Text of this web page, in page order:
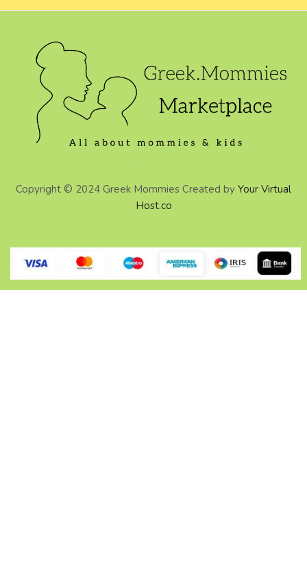
Copyright © 2024 Greek Mommies Created by Your Virtual
Host.co